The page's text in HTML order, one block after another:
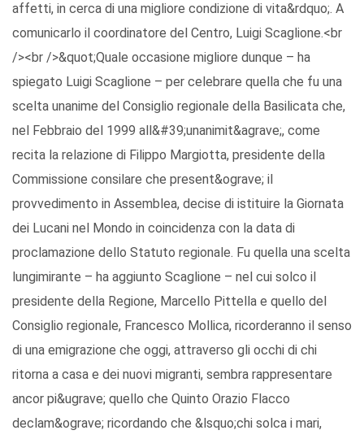
affetti, in cerca di una migliore condizione di vita&rdquo;. A
comunicarlo il coordinatore del Centro, Luigi Scaglione.<br
/><br />&quot;Quale occasione migliore dunque – ha
spiegato Luigi Scaglione – per celebrare quella che fu una
scelta unanime del Consiglio regionale della Basilicata che,
nel Febbraio del 1999 all&#39;unanimit&agrave;, come
recita la relazione di Filippo Margiotta, presidente della
Commissione consilare che present&ograve; il
provvedimento in Assemblea, decise di istituire la Giornata
dei Lucani nel Mondo in coincidenza con la data di
proclamazione dello Statuto regionale. Fu quella una scelta
lungimirante – ha aggiunto Scaglione – nel cui solco il
presidente della Regione, Marcello Pittella e quello del
Consiglio regionale, Francesco Mollica, ricorderanno il senso
di una emigrazione che oggi, attraverso gli occhi di chi
ritorna a casa e dei nuovi migranti, sembra rappresentare
ancor pi&ugrave; quello che Quinto Orazio Flacco
declam&ograve; ricordando che &lsquo;chi solca i mari,